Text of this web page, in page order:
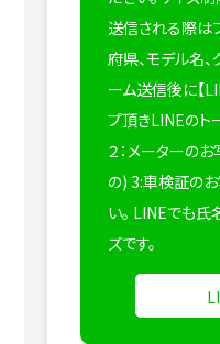
送信される際は
府県、モデル名
ーム送信後に【
プ頂きLINEのト
２：メーターの
の) 3:車検証の
い。 LINEでも氏
ズです。